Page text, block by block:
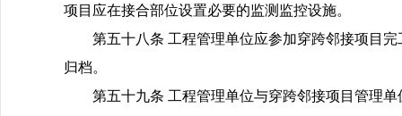
项目应在接合部位设置必要的监测监控设施。
第五十八条 工程管理单位应参加穿跨邻接项目
归档。
第五十九条 工程管理单位与穿跨邻接项目管理